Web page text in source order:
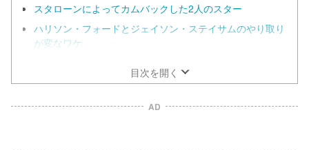
スタローンによってカムバックした2人のスター
ハリソン・フォードとジェイソン・ステイサムのやり取り
が変なワケ
目次を開く
AD